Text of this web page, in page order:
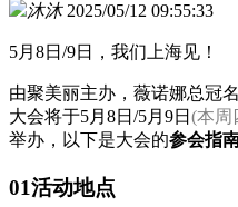
沐沐 2025/05/12 09:55:33
5月8日/9日，我们上海见！
由聚美丽主办，薇诺娜总冠
大会将于5月8日/5月9日 (本周
举办，以下是大会的参会指南
01活动地点